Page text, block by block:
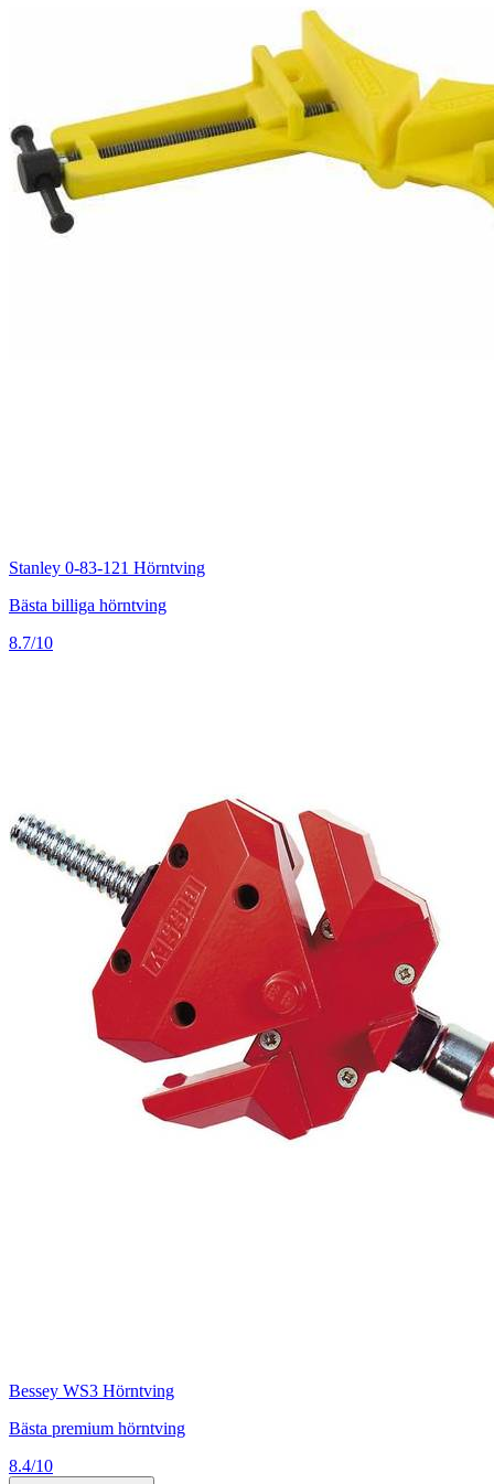
Stanley 0-83-121 Hörntving
Bästa billiga hörntving
8.7/10
Bessey WS3 Hörntving
Bästa premium hörntving
8.4/10